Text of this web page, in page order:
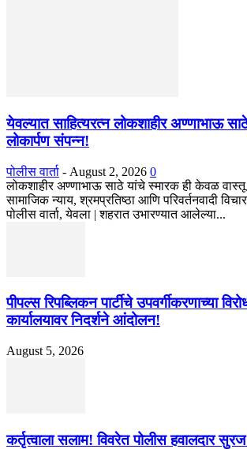
येवल्यात साहित्यरत्न लोकशाहीर अण्णाभाऊ
लोकार्पण संपन्न!
पोलीस वार्ता - August 2, 2026 0
लोकशाहीर अण्णाभाऊ साठे यांचे स्मारक ही केवळ
सामाजिक न्याय, श्रमप्रतिष्ठा आणि परिवर्तनवादी
पोलीस वार्ता, येवला | शहरात उभारण्यात आलेल्या...
पीपल्स रिपब्लिकन पार्टीचे उपवर्गीकरणाच्या
कार्यालयावर निदर्शने आंदोलन!
August 5, 2026
कर्तृत्वाला सलाम! विवरेत पोलीस हवालदार सुरज